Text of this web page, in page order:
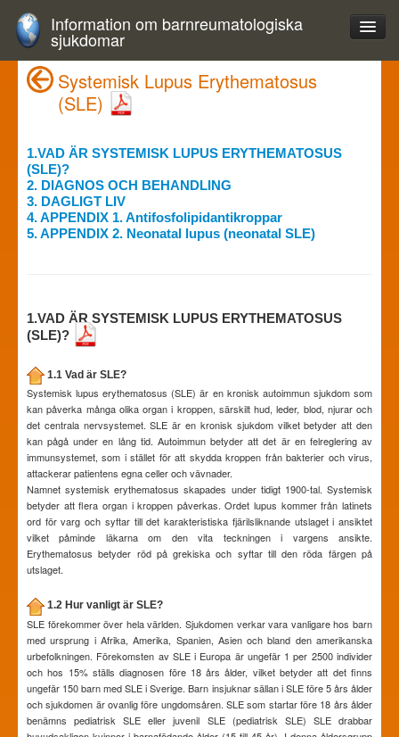
Information om barnreumatologiska
sjukdomar
Systemisk Lupus Erythematosus
(SLE)
1.VAD ÄR SYSTEMISK LUPUS ERYTHEMATOSUS
(SLE)?
2. DIAGNOS OCH BEHANDLING
3. DAGLIGT LIV
4. APPENDIX 1. Antifosfolipidantikroppar
5. APPENDIX 2. Neonatal lupus (neonatal SLE)
1.VAD ÄR SYSTEMISK LUPUS ERYTHEMATOSUS
(SLE)?
1.1 Vad är SLE?
Systemisk lupus erythematosus (SLE) är en kronisk autoimmun sjukdom som
kan påverka många olika organ i kroppen, särskilt hud, leder, blod, njurar och
det centrala nervsystemet. SLE är en kronisk sjukdom vilket betyder att den
kan pågå under en lång tid. Autoimmun betyder att det är en felreglering av
immunsystemet, som i stället för att skydda kroppen från bakterier och virus,
attackerar patientens egna celler och vävnader.
Namnet systemisk erythematosus skapades under tidigt 1900-tal. Systemisk
betyder att flera organ i kroppen påverkas. Ordet lupus kommer från latinets
ord för varg och syftar till det karakteristiska fjärilsliknande utslaget i ansiktet
vilket påminde läkarna om den vita teckningen i vargens ansikte.
Erythematosus betyder röd på grekiska och syftar till den röda färgen på
utslaget.
1.2 Hur vanligt är SLE?
SLE förekommer över hela världen. Sjukdomen verkar vara vanligare hos barn
med ursprung i Afrika, Amerika, Spanien, Asien och bland den amerikanska
urbefolkningen. Förekomsten av SLE i Europa är ungefär 1 per 2500 individer
och hos 15% ställs diagnosen före 18 års ålder, vilket betyder att det finns
ungefär 150 barn med SLE i Sverige. Barn insjuknar sällan i SLE före 5 års ålder
och sjukdomen är ovanlig före ungdomsåren. SLE som startar före 18 års ålder
benämns pediatrisk SLE eller juvenil SLE (pediatrisk SLE) SLE drabbar